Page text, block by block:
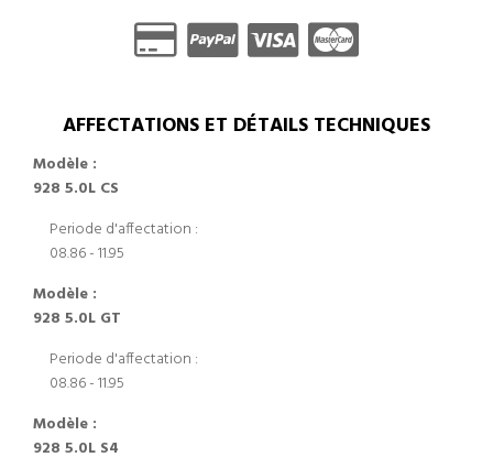
AFFECTATIONS ET DÉTAILS TECHNIQUES
Modèle :
928 5.0L CS
Periode d'affectation :
08.86 - 11.95
Modèle :
928 5.0L GT
Periode d'affectation :
08.86 - 11.95
Modèle :
928 5.0L S4